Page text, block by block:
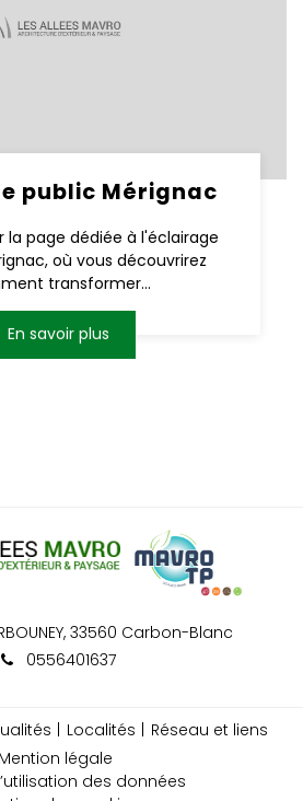
public Mérignac
la page dédiée à l'éclairage
où vous découvrirez
transformer...
En savoir plus
33560 Carbon-Blanc
0556401637
Localités
Réseau et liens
Mention légale
des données